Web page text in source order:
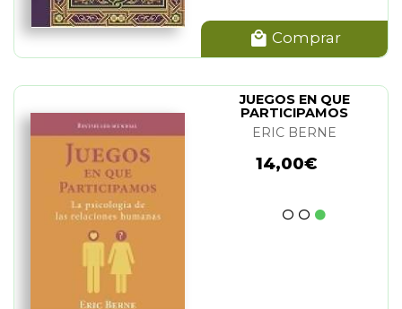
Comprar
JUEGOS EN QUE
PARTICIPAMOS
ERIC BERNE
14,00€